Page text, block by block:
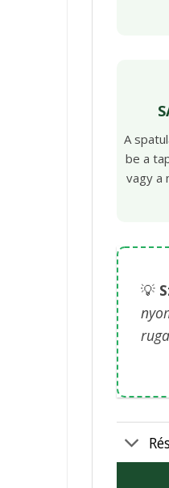
A
be a
vagy a
💡